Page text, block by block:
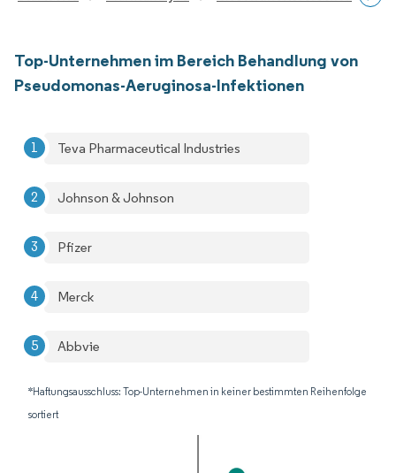
Top-Unternehmen im Bereich Behandlung von
Pseudomonas-Aeruginosa-Infektionen
Teva Pharmaceutical Industries
Johnson & Johnson
Pfizer
Merck
Abbvie
*Haftungsausschluss: Top-Unternehmen in keiner bestimmten Reihenfolge
sortiert